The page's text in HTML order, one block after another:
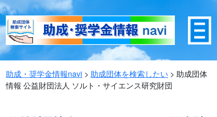
助成・奨学金情報navi > 助成団体を検索したい > 助成団体
情報 公益財団法人 ソルト・サイエンス研究財団